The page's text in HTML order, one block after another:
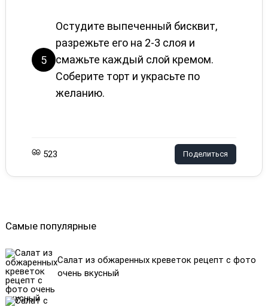
Самые популярные
Салат из обжаренных креветок рецепт с фото
очень вкусный
5
Остудите выпеченный бисквит,
разрежьте его на 2-3 слоя и
смажьте каждый слой кремом.
Соберите торт и украсьте по
желанию.
523 Поделиться